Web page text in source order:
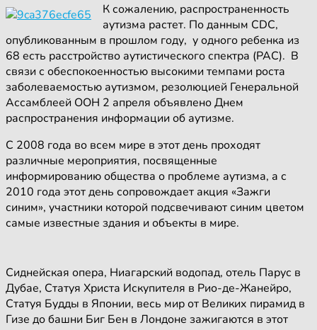
К сожалению, распространенность
аутизма растет. По данным CDC,
опубликованным в прошлом году, у одного ребенка из
68 есть расстройство аутистического спектра (РАС). В
связи с обеспокоенностью высокими темпами роста
заболеваемостью аутизмом, резолюцией Генеральной
Ассамблеей ООН 2 апреля объявлено Днем
распространения информации об аутизме.
С 2008 года во всем мире в этот день проходят
различные мероприятия, посвященные
информированию общества о проблеме аутизма, а с
2010 года этот день сопровождает акция «Зажги
синим», участники которой подсвечивают синим цветом
самые известные здания и объекты в мире.
Сиднейская опера, Ниагарский водопад, отель Парус в
Дубае, Статуя Христа Искупителя в Рио-де-Жанейро,
Статуя Будды в Японии, весь мир от Великих пирамид в
Гизе до башни Биг Бен в Лондоне зажигаются в этот